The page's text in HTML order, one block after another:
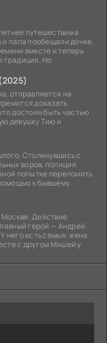
путешествие в
папа пообещали дочке,
вместе и теперь
традиция. Но
отправляется на
доказать
достоин быть частью
девушку Тию и
Столкнувшись с
воров, полиция
попытке переломить
к бывшему
Действие
герой — Андрей
него есть семья: жена
с другом Мишей у